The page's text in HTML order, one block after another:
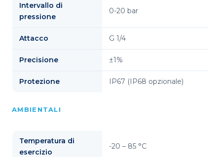
Intervallo di
pressione
0-20 bar
Attacco G 1/4
Precisione ±1%
Protezione IP67 (IP68 opzionale)
AMBIENTALI
Temperatura di
esercizio
-20 – 85 °C